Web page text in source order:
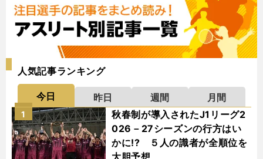
人気記事ランキング
今日 昨日 週間
月間
秋春制が導入されたJ1リーグ2
026－27シーズンの行方はい
かに!? ５人の識者が全順位を
1